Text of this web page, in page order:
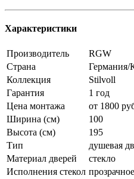
Характеристики
Производитель
RGW
Страна
Германия/
Коллекция
Stilvoll
Гарантия
1 год
Цена монтажа
от 1800
Ширина (см)
100
Высота (см)
195
Тип
душевая
Материал дверей
стекло
Исполнения стекол прозрачное